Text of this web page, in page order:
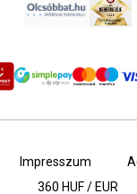
Impresszum
360 HUF / EUR